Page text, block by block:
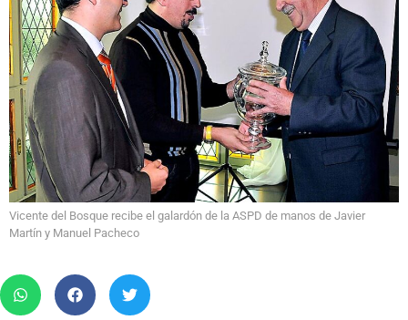
Vicente del Bosque recibe el galardón de la ASPD de manos de Javier
Martín y Manuel Pacheco